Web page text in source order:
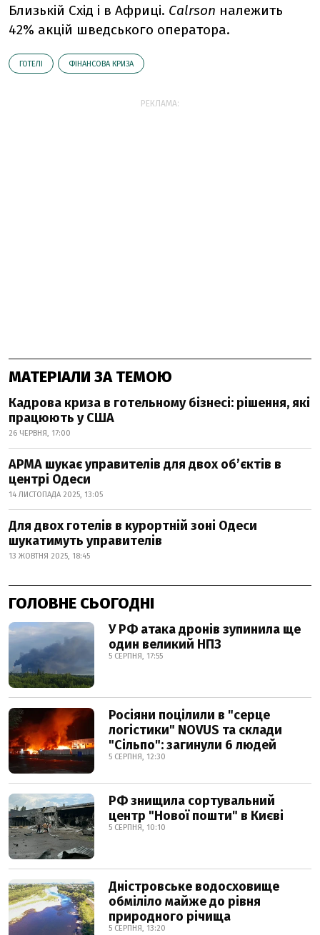
Близькій Схід і в Африці. Calrson належить
42% акцій шведського оператора.
ГОТЕЛІ ФІНАНСОВА КРИЗА
РЕКЛАМА:
МАТЕРІАЛИ ЗА ТЕМОЮ
Кадрова криза в готельному бізнесі: рішення, які
працюють у США
26 ЧЕРВНЯ, 17:00
АРМА шукає управителів для двох об’єктів в
центрі Одеси
14 ЛИСТОПАДА 2025, 13:05
Для двох готелів в курортній зоні Одеси
шукатимуть управителів
13 ЖОВТНЯ 2025, 18:45
ГОЛОВНЕ СЬОГОДНІ
У РФ атака дронів зупинила ще
один великий НПЗ
5 СЕРПНЯ, 17:55
Росіяни поцілили в "серце
логістики" NOVUS та склади
"Сільпо": загинули 6 людей
5 СЕРПНЯ, 12:30
РФ знищила сортувальний
центр "Нової пошти" в Києві
5 СЕРПНЯ, 10:10
Дністровське водосховище
обміліло майже до рівня
природного річища
5 СЕРПНЯ, 13:20